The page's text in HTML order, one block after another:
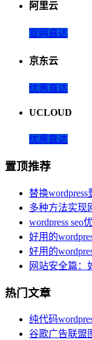
阿里云
官网直达
京东云
优惠直达
UCLOUD
优惠直达
置顶推荐
替换
多种方法实现
wordpress
好用的
好用的
网站安全篇：
热门文章
纯代码
谷歌广告联盟